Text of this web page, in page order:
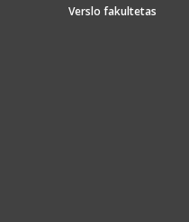
Verslo fakultetas